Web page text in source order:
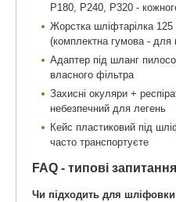
P180, P240, P320 -
Жорстка шліфтарілка
(комплектна гумова - для
Адаптер під шланг
власного фільтра
Захисні окуляри +
небезпечний для легень
Кейс пластиковий під
часто транспортуєте
FAQ - типові
Чи підходить для